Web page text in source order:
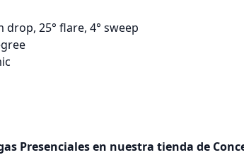
25° flare, 4° sweep
Presenciales en nuestra tienda de